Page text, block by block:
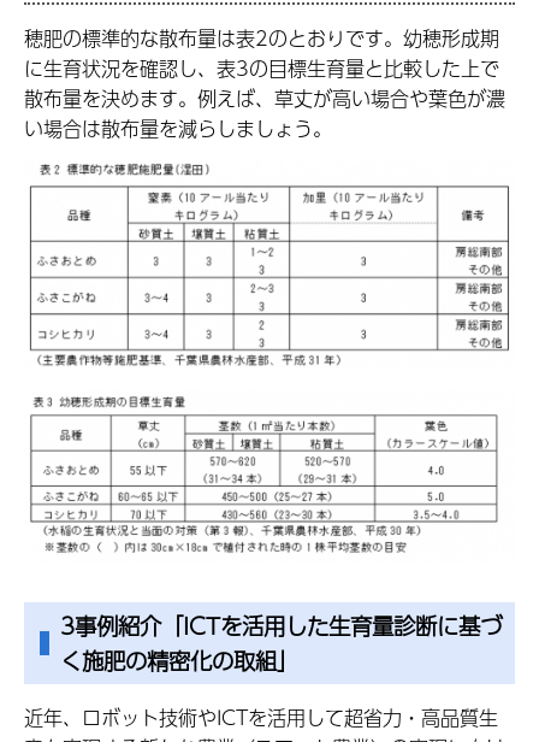
穂肥の標準的な散布量は表2のとおりです。幼穂形成期
に生育状況を確認し、表3の目標生育量と比較した上で
散布量を決めます。例えば、草丈が高い場合や葉色が濃
い場合は散布量を減らしましょう。
3事例紹介「ICTを活用した生育量診断に基づ
く施肥の精密化の取組」
近年、ロボット技術やICTを活用して超省力・高品質生